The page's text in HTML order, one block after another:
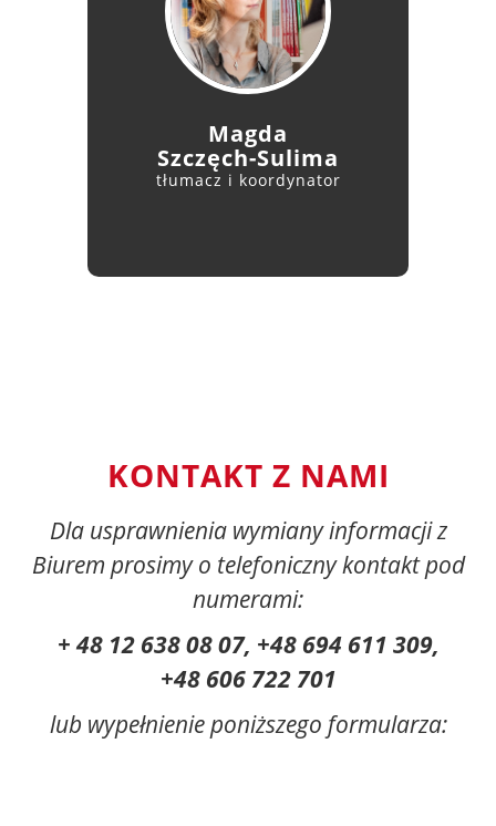
Magda
Szczęch-Sulima
tłumacz i koordynator
KONTAKT Z NAMI
Dla usprawnienia wymiany informacji z
Biurem prosimy o telefoniczny kontakt pod
numerami:
+ 48 12 638 08 07, +48 694 611 309,
+48 606 722 701
lub wypełnienie poniższego formularza: